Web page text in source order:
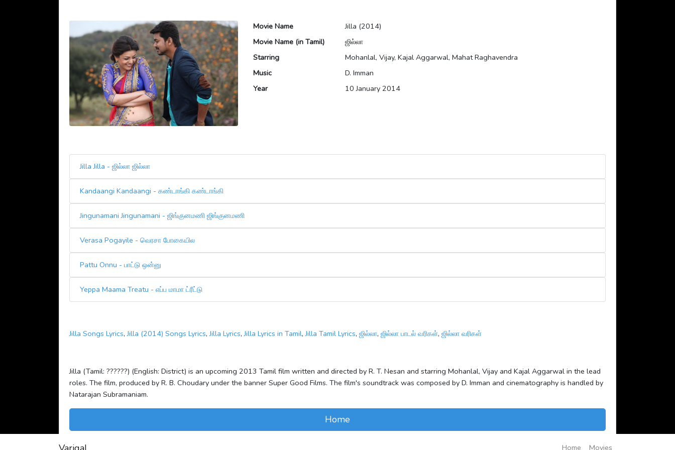
Movie Name
Jilla (2014)
Movie Name (in Tamil)
ஜில்லா
Starring
Mohanlal, Vijay, Kajal Aggarwal, Mahat Raghavendra
Music
D. Imman
Year
10 January 2014
Jilla Jilla - ஜில்லா ஜில்லா
Kandaangi Kandaangi - கண்டாங்கி கண்டாங்கி
Jingunamani Jingunamani - ஜிங்குனமணி ஜிங்குனமணி
Verasa Pogayile - வெரசா போகையில
Pattu Onnu - பாட்டு ஒன்னு
Yeppa Maama Treatu - எப்ப மாமா ட்ரீட்டு
Jilla Songs Lyrics,Jilla (2014) Songs Lyrics,Jilla Lyrics,Jilla Lyrics in Tamil,Jilla Tamil Lyrics, ஜில்லா, ஜில்லா பாடல் வரிகள், ஜில்லா வரிகள்
Jilla (Tamil: ??????) (English: District) is an upcoming 2013 Tamil film written and directed by R. T. Nesan and starring Mohanlal, Vijay and Kajal Aggarwal in the lead
roles. The film, produced by R. B. Choudary under the banner Super Good Films. The film's soundtrack was composed by D. Imman and cinematography is handled by
Natarajan Subramaniam.
Home
Home Movies